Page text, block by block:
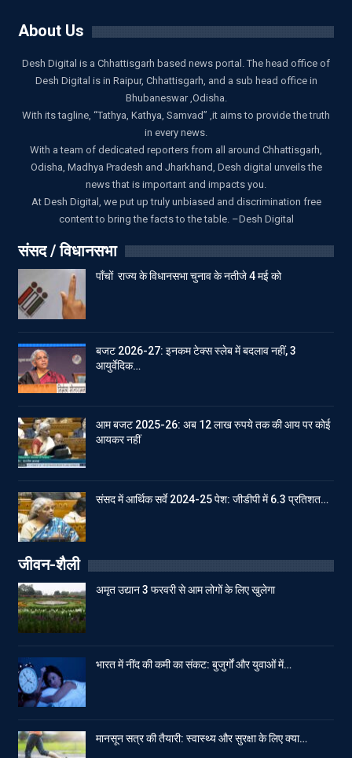
About Us
Desh Digital is a Chhattisgarh based news portal. The head office of
Desh Digital is in Raipur, Chhattisgarh, and a sub head office in
Bhubaneswar ,Odisha.
With its tagline, “Tathya, Kathya, Samvad” ,it aims to provide the truth
in every news.
With a team of dedicated reporters from all around Chhattisgarh,
Odisha, Madhya Pradesh and Jharkhand, Desh digital unveils the
news that is important and impacts you.
At Desh Digital, we put up truly unbiased and discrimination free
content to bring the facts to the table. –Desh Digital
संसद / विधानसभा
पाँचों राज्य के विधानसभा चुनाव के नतीजे 4 मई को
बजट 2026-27: इनकम टेक्स स्लेब में बदलाव नहीं, 3
आयुर्वेदिक…
आम बजट 2025-26: अब 12 लाख रुपये तक की आय पर कोई
आयकर नहीं
संसद में आर्थिक सर्वे 2024-25 पेश: जीडीपी में 6.3 प्रतिशत…
जीवन-शैली
अमृत उद्यान 3 फरवरी से आम लोगों के लिए खुलेगा
भारत में नींद की कमी का संकट: बुजुर्गों और युवाओं में…
मानसून सत्र की तैयारी: स्वास्थ्य और सुरक्षा के लिए क्या…